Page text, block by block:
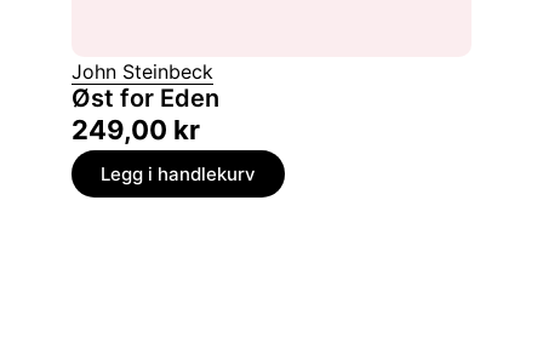
John Steinbeck
Øst for Eden
249,00 kr
Legg i handlekurv